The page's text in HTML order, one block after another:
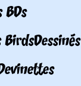
BDs
BirdsDessinés